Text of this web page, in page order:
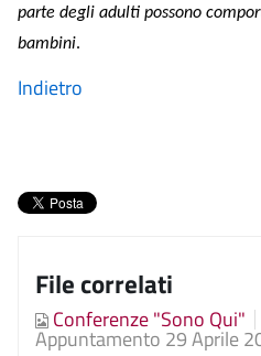
parte degli adulti possono
bambini.
Indietro
File correlati
Conferenze "Sono Qui"
Appuntamento 29 Aprile